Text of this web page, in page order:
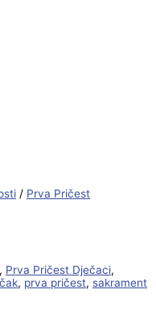
/ Prva Pričest
, Prva Pričest Dječaci,
, prva pričest, sakrament